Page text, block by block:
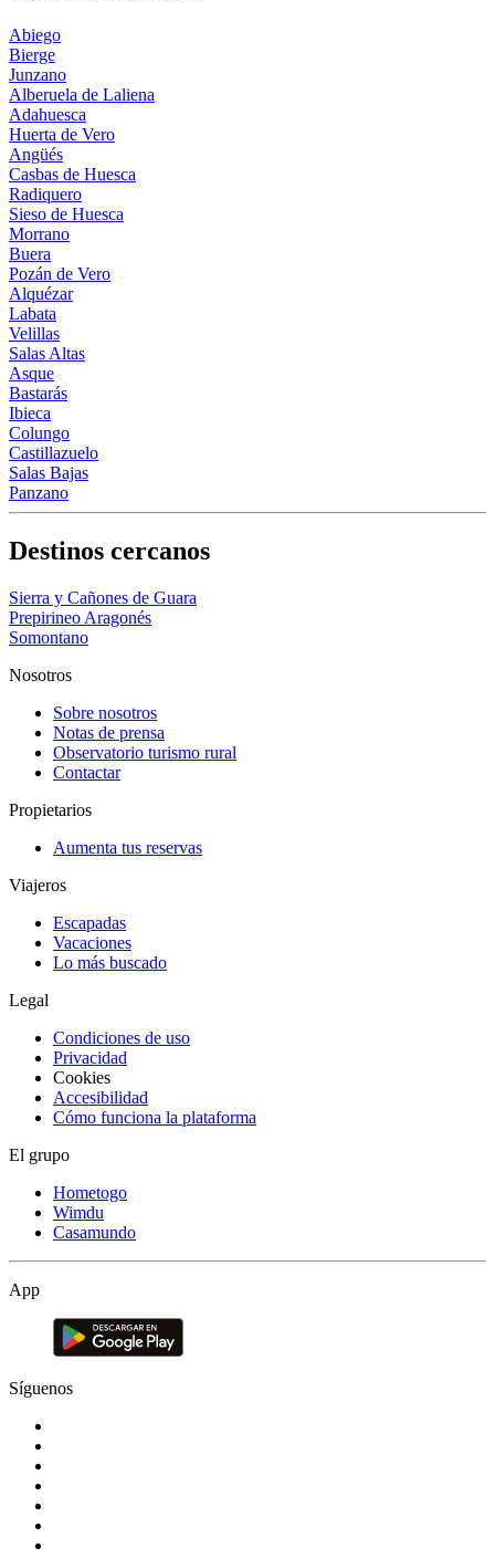
Abiego
Bierge
Junzano
Alberuela de Laliena
Adahuesca
Huerta de Vero
Angüés
Casbas de Huesca
Radiquero
Sieso de Huesca
Morrano
Buera
Pozán de Vero
Alquézar
Labata
Velillas
Salas Altas
Asque
Bastarás
Ibieca
Colungo
Castillazuelo
Salas Bajas
Panzano
Destinos cercanos
Sierra y Cañones de Guara
Prepirineo Aragonés
Somontano
Nosotros
Sobre nosotros
Notas de prensa
Observatorio turismo rural
Contactar
Propietarios
Aumenta tus reservas
Viajeros
Escapadas
Vacaciones
Lo más buscado
Legal
Condiciones de uso
Privacidad
Cookies
Accesibilidad
Cómo funciona la plataforma
El grupo
Hometogo
Wimdu
Casamundo
App
Síguenos